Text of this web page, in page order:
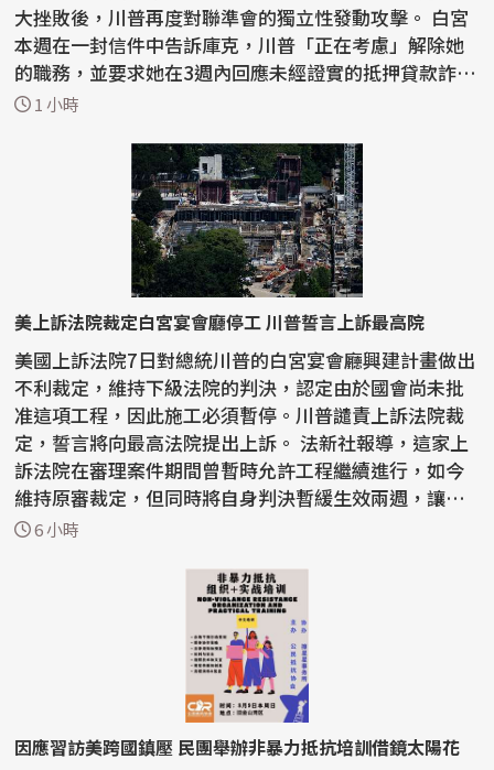
大挫敗後，川普再度對聯準會的獨立性發動攻擊。 白宮
本週在一封信件中告訴庫克，川普「正在考慮」解除她
的職務，並要求她在3週內回應未經證實的抵押貸款詐
欺...1 小時
美上訴法院裁定白宮宴會廳停工 川普誓言上訴最高院
美國上訴法院7日對總統川普的白宮宴會廳興建計畫做出
不利裁定，維持下級法院的判決，認定由於國會尚未批
准這項工程，因此施工必須暫停。川普譴責上訴法院裁
定，誓言將向最高法院提出上訴。 法新社報導，這家上
訴法院在審理案件期間曾暫時允許工程繼續進行，如今
維持原審裁定，但同時將自身判決暫緩生效兩週，讓川
普有...
6 小時
因應習訪美跨國鎮壓 民團舉辦非暴力抵抗培訓借鏡太陽花